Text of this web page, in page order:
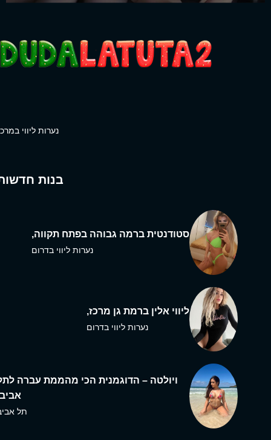
נערות ליווי
בנות
סטודנטית ברמה גבוהה בפתח תקווה,
נערות ליווי בדרום
ליווי אלין ברמת גן מרכז,
נערות ליווי בדרום
ויולטה – הדוגמנית הכי מהממת עברה
תל